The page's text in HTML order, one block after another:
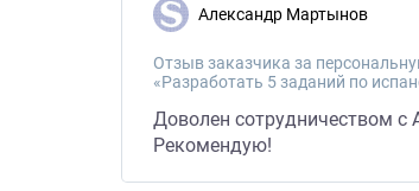
Александр Мартынов
Отзыв заказчика за
«Разработать 5 заданий по
Доволен сотрудничеством
Рекомендую!